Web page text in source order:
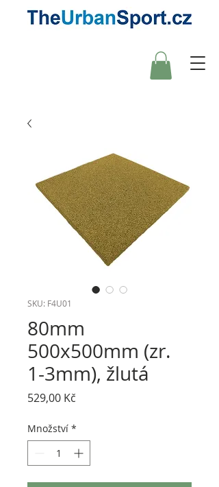
SKU: F4U01
80mm
500x500mm (zr.
1-3mm), žlutá
529,00 Kč
Množství *